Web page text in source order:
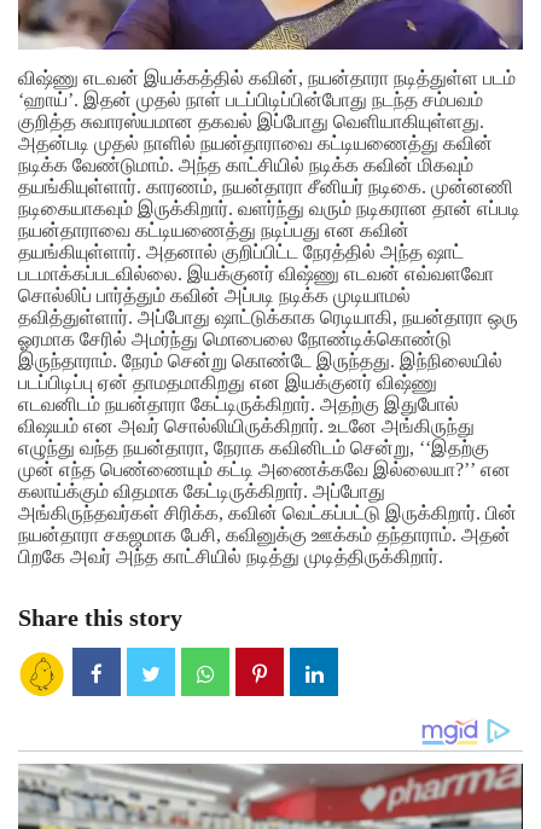
விஷ்ணு எடவன் இயக்கத்தில் கவின், நயன்தாரா நடித்துள்ள படம்
‘ஹாய்’. இதன் முதல் நாள் படப்பிடிப்பின்போது நடந்த சம்பவம்
குறித்த சுவாரஸ்யமான தகவல் இப்போது வெளியாகியுள்ளது.
அதன்படி முதல் நாளில் நயன்தாராவை கட்டியணைத்து கவின்
நடிக்க வேண்டுமாம். அந்த காட்சியில் நடிக்க கவின் மிகவும்
தயங்கியுள்ளார். காரணம், நயன்தாரா சீனியர் நடிகை. முன்னணி
நடிகையாகவும் இருக்கிறார். வளர்ந்து வரும் நடிகரான தான் எப்படி
நயன்தாராவை கட்டியணைத்து நடிப்பது என கவின்
தயங்கியுள்ளார். அதனால் குறிப்பிட்ட நேரத்தில் அந்த ஷாட்
படமாக்கப்படவில்லை. இயக்குனர் விஷ்ணு எடவன் எவ்வளவோ
சொல்லிப் பார்த்தும் கவின் அப்படி நடிக்க முடியாமல்
தவித்துள்ளார். அப்போது ஷாட்டுக்காக ரெடியாகி, நயன்தாரா ஒரு
ஓரமாக சேரில் அமர்ந்து மொபைலை நோண்டிக்கொண்டு
இருந்தாராம். நேரம் சென்று கொண்டே இருந்தது. இந்நிலையில்
படப்பிடிப்பு ஏன் தாமதமாகிறது என இயக்குனர் விஷ்ணு
எடவனிடம் நயன்தாரா கேட்டிருக்கிறார். அதற்கு இதுபோல்
விஷயம் என அவர் சொல்லியிருக்கிறார். உடனே அங்கிருந்து
எழுந்து வந்த நயன்தாரா, நேராக கவினிடம் சென்று, ‘‘இதற்கு
முன் எந்த பெண்ணையும் கட்டி அணைக்கவே இல்லையா?’’ என
கலாய்க்கும் விதமாக கேட்டிருக்கிறார். அப்போது
அங்கிருந்தவர்கள் சிரிக்க, கவின் வெட்கப்பட்டு இருக்கிறார். பின்
நயன்தாரா சகஜமாக பேசி, கவினுக்கு ஊக்கம் தந்தாராம். அதன்
பிறகே அவர் அந்த காட்சியில் நடித்து முடித்திருக்கிறார்.
Share this story